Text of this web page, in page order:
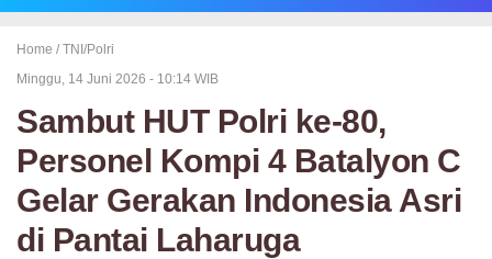
Home / TNI/Polri
Minggu, 14 Juni 2026 - 10:14 WIB
Sambut HUT Polri ke-80,
Personel Kompi 4 Batalyon C
Gelar Gerakan Indonesia Asri
di Pantai Laharuga